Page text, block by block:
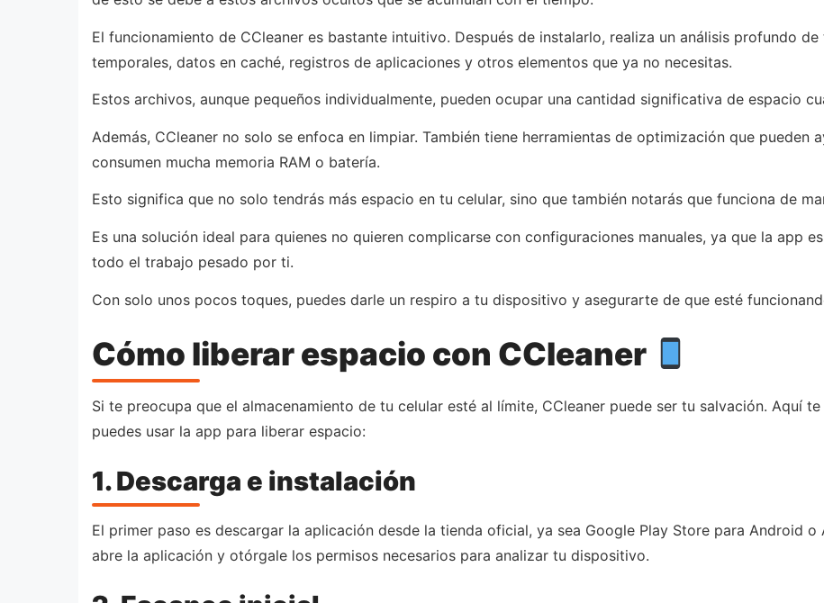
El funcionamiento de CCleaner es bastante intuitivo. Después de instalarlo, realiza un análisis profundo
temporales, datos en caché, registros de aplicaciones y otros elementos que ya no necesitas.
Estos archivos, aunque pequeños individualmente, pueden ocupar una cantidad significativa de espacio
Además, CCleaner no solo se enfoca en limpiar. También tiene herramientas de optimización que pueden
consumen mucha memoria RAM o batería.
Esto significa que no solo tendrás más espacio en tu celular, sino que también notarás que funciona de
Es una solución ideal para quienes no quieren complicarse con configuraciones manuales, ya que la app
todo el trabajo pesado por ti.
Con solo unos pocos toques, puedes darle un respiro a tu dispositivo y asegurarte de que esté
Cómo liberar espacio con CCleaner
Si te preocupa que el almacenamiento de tu celular esté al límite, CCleaner puede ser tu salvación. Aquí
puedes usar la app para liberar espacio:
1. Descarga e instalación
El primer paso es descargar la aplicación desde la tienda oficial, ya sea Google Play Store para Android o
abre la aplicación y otórgale los permisos necesarios para analizar tu dispositivo.